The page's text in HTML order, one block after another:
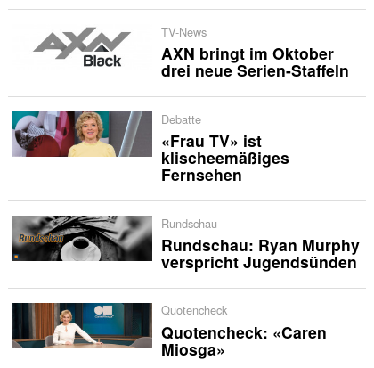
TV-News
AXN bringt im Oktober
drei neue Serien-Staffeln
Debatte
«Frau TV» ist
klischeemäßiges
Fernsehen
Rundschau
Rundschau: Ryan Murphy
verspricht Jugendsünden
Quotencheck
Quotencheck: «Caren
Miosga»